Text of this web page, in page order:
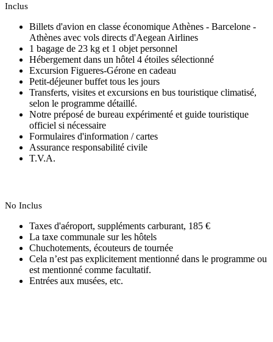
Inclus
Billets d'avion en classe économique Athènes - Barcelone -
Athènes avec vols directs d'Aegean Airlines
1 bagage de 23 kg et 1 objet personnel
Hébergement dans un hôtel 4 étoiles sélectionné
Excursion Figueres-Gérone en cadeau
Petit-déjeuner buffet tous les jours
Transferts, visites et excursions en bus touristique climatisé,
selon le programme détaillé.
Notre préposé de bureau expérimenté et guide touristique
officiel si nécessaire
Formulaires d'information / cartes
Assurance responsabilité civile
T.V.A.
Νο Inclus
Taxes d'aéroport, suppléments carburant, 185 €
La taxe communale sur les hôtels
Chuchotements, écouteurs de tournée
Cela n’est pas explicitement mentionné dans le programme ou
est mentionné comme facultatif.
Entrées aux musées, etc.